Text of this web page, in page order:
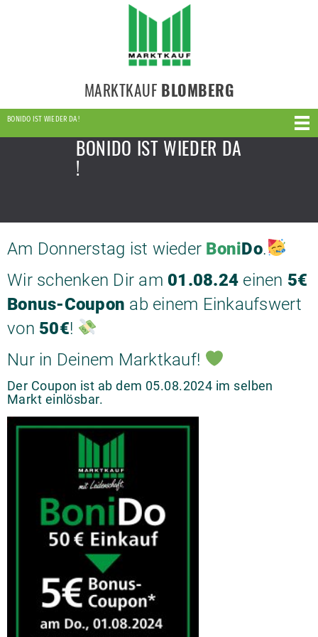
MARKTKAUF BLOMBERG
BONIDO IST WIEDER DA !
BONIDO IST WIEDER DA
!
Am Donnerstag ist wieder BoniDo.
Wir schenken Dir am 01.08.24 einen 5€
Bonus-Coupon ab einem Einkaufswert
von 50€!
Nur in Deinem Marktkauf!
Der Coupon ist ab dem 05.08.2024 im selben
Markt einlösbar.